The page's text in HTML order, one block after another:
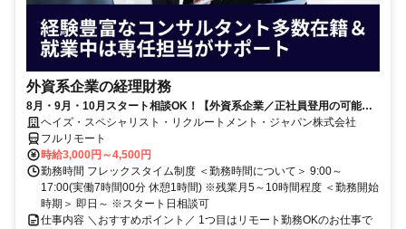
外資系企業の経理財務
8月・9月・10月スタート相談OK！【外資系企業／正社員登用の可能性
大／700万～800万／リモート勤務OK】経理財務
ヘイズ・スペシャリスト・リクルートメント・ジャパン株式会社
フルリモート
時給3,000円～4,500円
勤務時間 フレックスタイム制度 ＜勤務時間について＞ 9:00～
17:00(実働7時間00分 休憩1時間) ※残業月5～10時間程度 ＜勤務開始
時期＞ 即日～ ※スタート日相談可
仕事内容 ＼おすすめポイント／ 1つ目はリモート勤務OKのお仕事で